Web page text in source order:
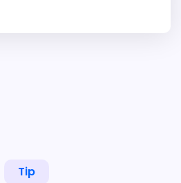
Tip